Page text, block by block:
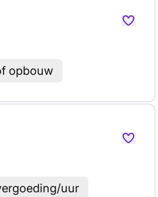
opbouw
uur